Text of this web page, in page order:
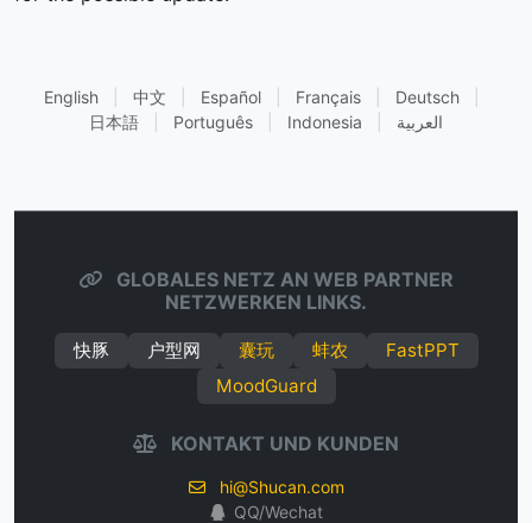
English 中文 Español Français Deutsch
日本語
Português Indonesia العربية
GLOBALES NETZ AN WEB PARTNER
NETZWERKEN LINKS.
快豚 户型网 囊玩 蚌农
FastPPT
MoodGuard
KONTAKT UND KUNDEN
hi@Shucan.com
QQ/Wechat